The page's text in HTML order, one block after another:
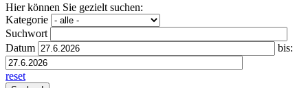
Hier können Sie gezielt suchen:
Kategorie
Suchwort
Datum
bis:
reset